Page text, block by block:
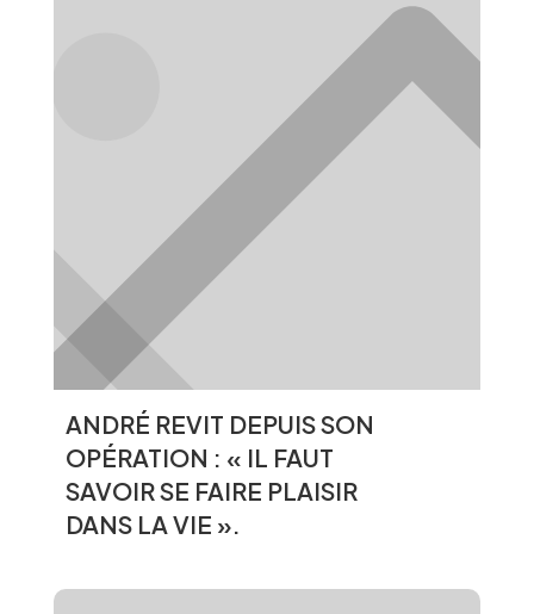
ANDRÉ REVIT DEPUIS SON
OPÉRATION : « IL FAUT
SAVOIR SE FAIRE PLAISIR
DANS LA VIE ».